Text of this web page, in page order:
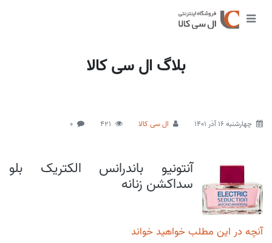
بلاگ ال سی کالا
چهارشنبه 16 آذر 1401 ال سی کالا 421
0
آنتونیو باندرانس الکتریک بلو
سداکشن زنانه
آنچه در این مطلب خواهید خواند